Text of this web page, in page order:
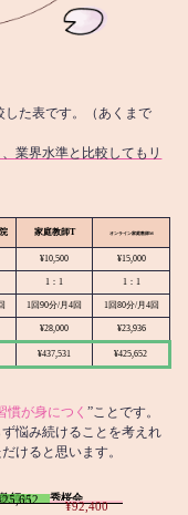
した表です。（あくまで
業界水準と比較してもリ
家庭教師T オンライン家庭教師M
¥10,500 ¥15,000
1：1 1：1
1回90分/月4回 1回80分/月4回
¥28,000 ¥23,936
¥437,531 ¥425,652
慣が身につく ”ことです。
悩み続けることを考えれ
けると思います。
師M 秀桜会
¥92,400